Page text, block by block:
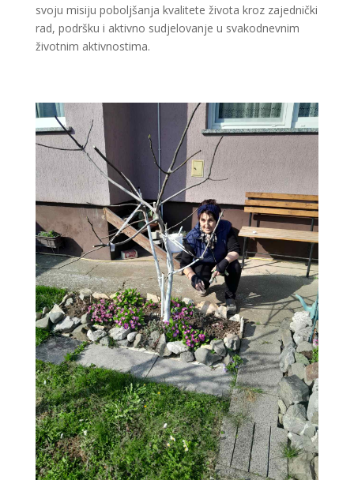
svoju misiju poboljšanja kvalitete života kroz zajednički
rad, podršku i aktivno sudjelovanje u svakodnevnim
životnim aktivnostima.